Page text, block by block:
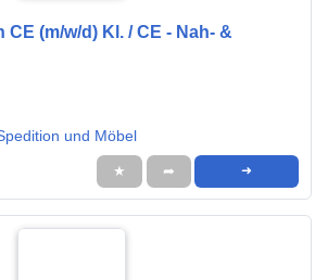
(m/w/d) Kl. / CE - Nah- &
und Möbel
★ ➦ ➜